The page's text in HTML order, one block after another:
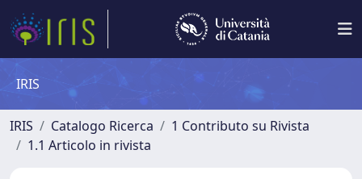
IRIS
IRIS Catalogo Ricerca
1 Contributo su Rivista
1.1 Articolo in rivista